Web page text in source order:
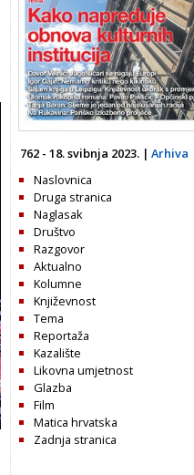
762 - 18. svibnja 2023. | Arhiva
Naslovnica
Druga stranica
Naglasak
Društvo
Razgovor
Aktualno
Kolumne
Književnost
Tema
Reportaža
Kazalište
Likovna umjetnost
Glazba
Film
Matica hrvatska
Zadnja stranica